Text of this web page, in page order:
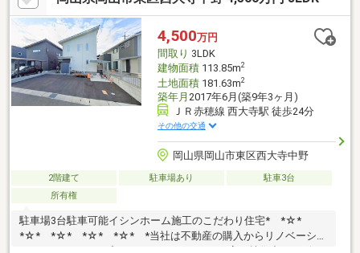
場があり、大切なお車を雨や紫外線から守ります ☆ 収納や趣味部
屋としても活用できるサービスルーム（S）付き ☆ 落ち着いた住
環境で、子育て世帯にもおすすめの住まいです ☆外観・機能性・
利便性を兼ね備えた、バランスの良い一戸建て住宅です
4,500万円
間取り 3LDK
建物面積113.85m2
土地面積181.63m2
築年月 2017年6月(築9年3ヶ月)
ＪＲ赤穂線 西大寺駅 徒歩24分
その他の交通
岡山県岡山市東区西大寺中野
2階建て 駐車場あり
駐車3台
所有権
駐車場3台駐車可能イシンホーム施工のこだわり住宅* *☆*
*☆* *☆* *☆* *☆* *当社は不動産の購入からリノベーショ